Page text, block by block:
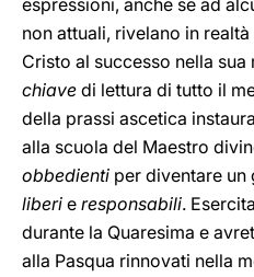
espressioni, anche se ad
non attuali, rivelano in realtà
Cristo al successo nella
chiave di lettura di tutto il
della prassi ascetica
alla scuola del Maestro
obbedienti per diventare un
liberi e responsabili.
durante la Quaresima e
alla Pasqua rinnovati nella